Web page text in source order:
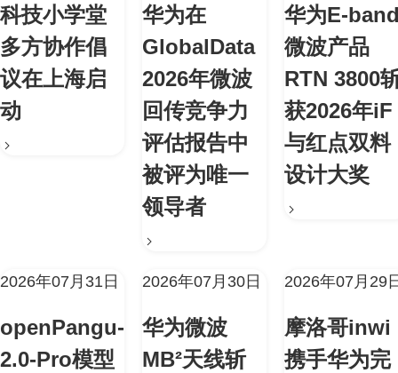
科技小学堂
多方协作倡
议在上海启
动
华为在
GlobalData
2026年微波
回传竞争力
评估报告中
被评为唯一
领导者
华为E-
微波产品
RTN 3800
获2026年iF
与红点双料
设计大奖
2026年07月31日
openPangu-
2.0-Pro模型
2026年07月30日
华为微波
MB²天线斩
2026年07月29
摩洛哥inwi
携手华为完